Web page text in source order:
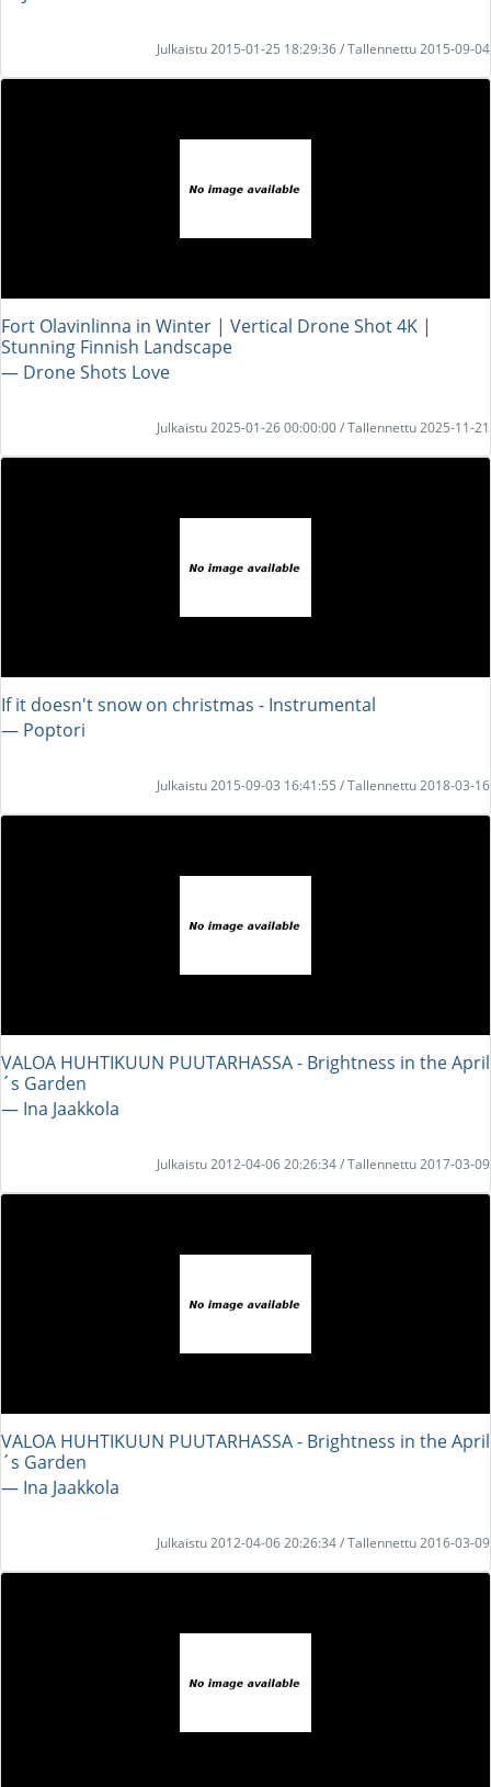
Julkaistu 2015-01-25 18:29:36 / Tallennettu 2015-09-04
Fort Olavinlinna in Winter | Vertical Drone Shot 4K |
Stunning Finnish Landscape
― Drone Shots Love
Julkaistu 2025-01-26 00:00:00 / Tallennettu 2025-11-21
If it doesn't snow on christmas - Instrumental
― Poptori
Julkaistu 2015-09-03 16:41:55 / Tallennettu 2018-03-16
VALOA HUHTIKUUN PUUTARHASSA - Brightness in the April
´s Garden
― Ina Jaakkola
Julkaistu 2012-04-06 20:26:34 / Tallennettu 2017-03-09
VALOA HUHTIKUUN PUUTARHASSA - Brightness in the April
´s Garden
― Ina Jaakkola
Julkaistu 2012-04-06 20:26:34 / Tallennettu 2016-03-09